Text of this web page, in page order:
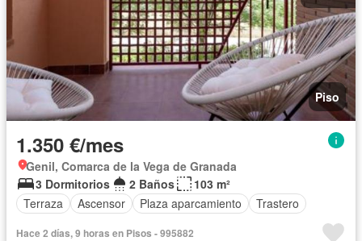
Piso
1.350 €/mes
Genil, Comarca de la Vega de Granada
3 Dormitorios
2 Baños
103 m²
Terraza
Ascensor Plaza aparcamiento Trastero
Hace 2 días, 9 horas en Pisos - 995882